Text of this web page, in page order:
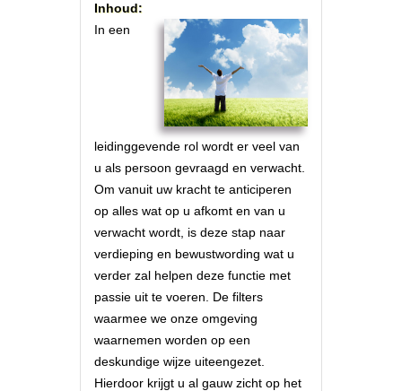
Inhoud:
In een
leidinggevende rol wordt er veel van
u als persoon gevraagd en verwacht.
Om vanuit uw kracht te anticiperen
op alles wat op u afkomt en van u
verwacht wordt, is deze stap naar
verdieping en bewustwording wat u
verder zal helpen deze functie met
passie uit te voeren. De filters
waarmee we onze omgeving
waarnemen worden op een
deskundige wijze uiteengezet.
Hierdoor krijgt u al gauw zicht op het